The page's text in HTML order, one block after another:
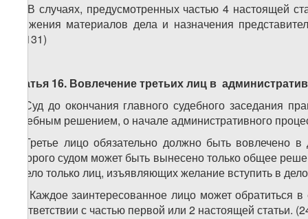
6. В случаях, предусмотренных частью 4 настоящей
движения материалов дела и назначения
N1131)
Статья 16. Вовлечение третьих лиц в
1. Суд до окончания главного судебного заседания
судебным решением, о начале административного
2. Третье лицо обязательно должно быть вовлечено
которого судом может быть вынесено только общее
в дело только лиц, изъявляющих желание вступить в
21. Каждое заинтересованное лицо может обратиться
соответствии с частью первой или 2 настоящей статьи.